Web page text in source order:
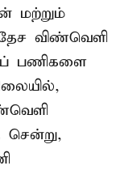
மற்றும்
விண்வெளி
பணிகளை
சென்று,